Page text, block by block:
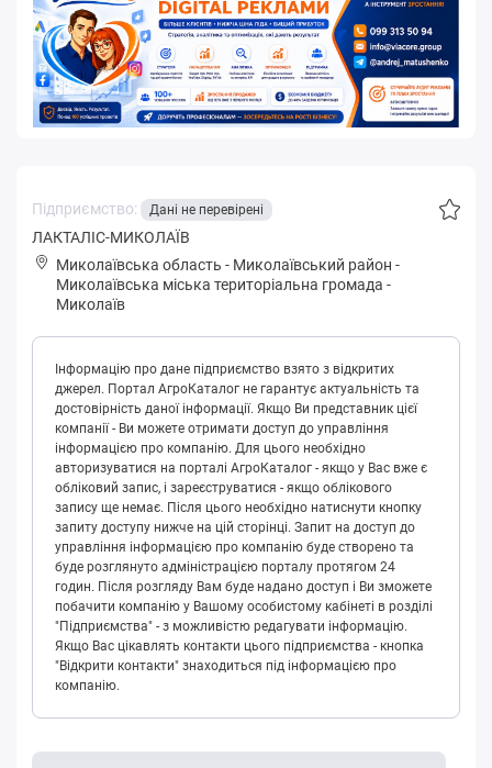
Підприємство: Дані не перевірені
ЛАКТАЛІС-МИКОЛАЇВ
Миколаївська область - Миколаївський район -
Микoлaївськa міська територіальна громада -
Миколаїв
Інформацію про дане підприємство взято з відкритих
джерел. Портал АгроКаталог не гарантує актуальність та
достовірність даної інформації. Якщо Ви представник цієї
компанії - Ви можете отримати доступ до управління
інформацією про компанію. Для цього необхідно
авторизуватися на порталі АгроКаталог - якщо у Вас вже є
обліковий запис, і зареєструватися - якщо облікового
запису ще немає. Після цього необхідно натиснути кнопку
запиту доступу нижче на цій сторінці. Запит на доступ до
управління інформацією про компанію буде створено та
буде розглянуто адміністрацією порталу протягом 24
годин. Після розгляду Вам буде надано доступ і Ви зможете
побачити компанію у Вашому особистому кабінеті в розділі
"Підприємства" - з можливістю редагувати інформацію.
Якщо Вас цікавлять контакти цього підприємства - кнопка
"Відкрити контакти" знаходиться під інформацією про
компанію.